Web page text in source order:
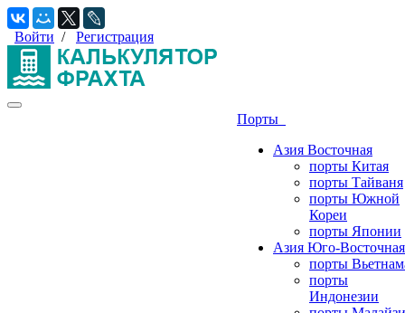
Войти / Регистрация
Порты
Азия Восточная
порты Китая
порты Тайваня
порты Южной
Кореи
порты Японии
Азия Юго-Восточная
порты
порты
Индонезии